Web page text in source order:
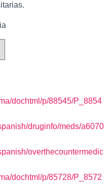
dochtml/p/88545/P_8854
druginfo/meds/a6070
overthecountermedic
dochtml/p/85728/P_8572